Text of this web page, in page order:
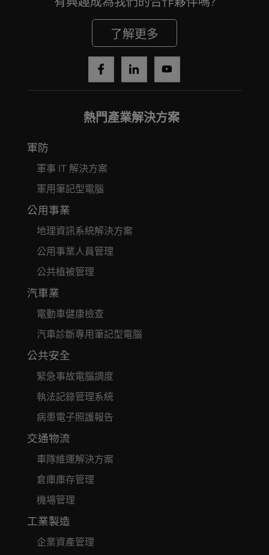
了解更多
熱門產業解決方案
軍防
軍事 IT 解決方案
軍用筆記型電腦
公用事業
地理資訊系統解決方案
公用事業人員管理
公共植被管理
汽車業
電動車健康檢查
汽車診斷專用筆記型電腦
公共安全
緊急事故電腦調度
執法記錄管理系統
病患電子照護報告
交通物流
車隊維運解決方案
倉庫庫存管理
機場管理
工業製造
企業資產管理